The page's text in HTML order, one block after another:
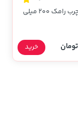
شیر کم چرب رامک 200 میلی
خرید